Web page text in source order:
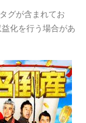
グが含まれてお
化を行う場合があ